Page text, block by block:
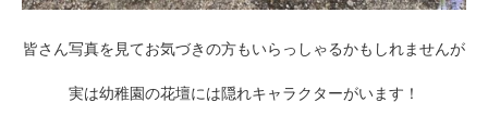
皆さん写真を見てお気づきの方もいらっしゃるかもしれませんが
実は幼稚園の花壇には隠れキャラクターがいます！